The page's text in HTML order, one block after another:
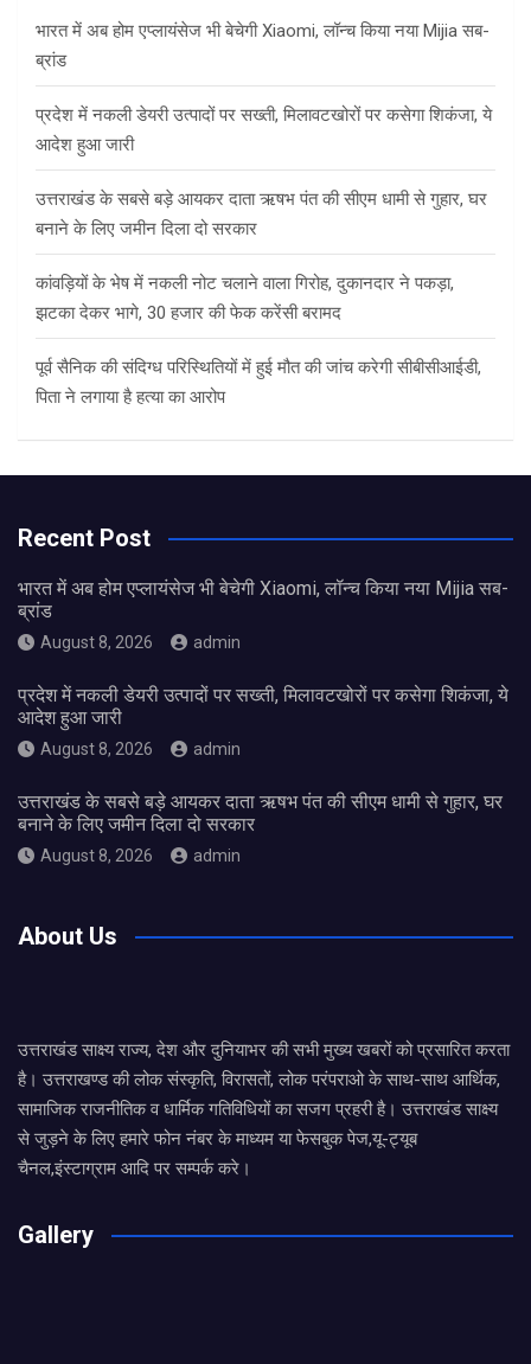
भारत में अब होम एप्लायंसेज भी बेचेगी Xiaomi, लॉन्च किया नया Mijia सब-
ब्रांड
प्रदेश में नकली डेयरी उत्पादों पर सख्ती, मिलावटखोरों पर कसेगा शिकंजा, ये
आदेश हुआ जारी
उत्तराखंड के सबसे बड़े आयकर दाता ऋषभ पंत की सीएम धामी से गुहार, घर
बनाने के लिए जमीन दिला दो सरकार
कांवड़ियों के भेष में नकली नोट चलाने वाला गिरोह, दुकानदार ने पकड़ा,
झटका देकर भागे, 30 हजार की फेक करेंसी बरामद
पूर्व सैनिक की संदिग्ध परिस्थितियों में हुई मौत की जांच करेगी सीबीसीआईडी,
पिता ने लगाया है हत्या का आरोप
Recent Post
भारत में अब होम एप्लायंसेज भी बेचेगी Xiaomi, लॉन्च किया नया Mijia सब-
ब्रांड
August 8, 2026 admin
प्रदेश में नकली डेयरी उत्पादों पर सख्ती, मिलावटखोरों पर कसेगा शिकंजा, ये
आदेश हुआ जारी
August 8, 2026 admin
उत्तराखंड के सबसे बड़े आयकर दाता ऋषभ पंत की सीएम धामी से गुहार, घर
बनाने के लिए जमीन दिला दो सरकार
August 8, 2026 admin
About Us
उत्तराखंड साक्ष्य राज्य, देश और दुनियाभर की सभी मुख्य खबरों को प्रसारित करता
है। उत्तराखण्ड की लोक संस्कृति, विरासतों, लोक परंपराओ के साथ-साथ आर्थिक,
सामाजिक राजनीतिक व धार्मिक गतिविधियों का सजग प्रहरी है। उत्तराखंड साक्ष्य
से जुड़ने के लिए हमारे फोन नंबर के माध्यम या फेसबुक पेज,यू-ट्यूब
चैनल,इंस्टाग्राम आदि पर सम्पर्क करे।
Gallery